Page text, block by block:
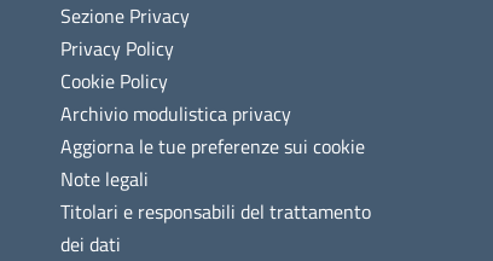
Sezione Privacy
Privacy Policy
Cookie Policy
Archivio modulistica privacy
Aggiorna le tue preferenze sui cookie
Note legali
Titolari e responsabili del trattamento
dei dati